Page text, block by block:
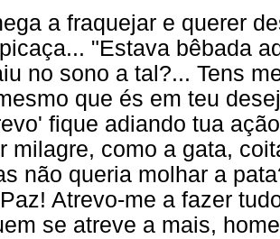
a fraquejar e querer
"Estava bêbada
no sono a tal?... Tens
que és em teu
fique adiando tua
milagre, como a gata,
não queria molhar a
Atrevo-me a fazer
se atreve a mais,